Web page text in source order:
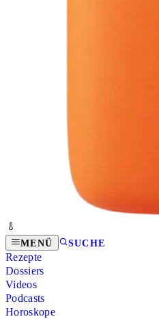
MENÜ SUCHE
Rezepte
Dossiers
Videos
Podcasts
Horoskope